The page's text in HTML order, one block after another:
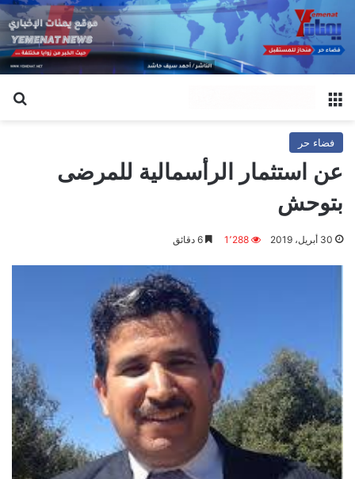
فضاء حر
عن استثمار الرأسمالية للمرضى
بتوحش
30 أبريل، 2019 1٬288